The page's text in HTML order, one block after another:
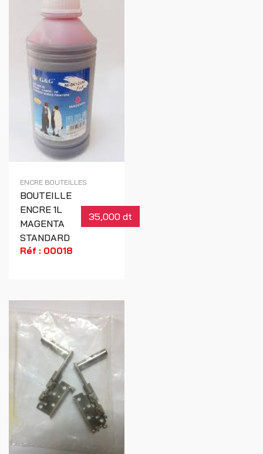
ENCRE BOUTEILLES
BOUTEILLE
ENCRE 1L
MAGENTA
STANDARD
35,000 dt
Réf : 00018